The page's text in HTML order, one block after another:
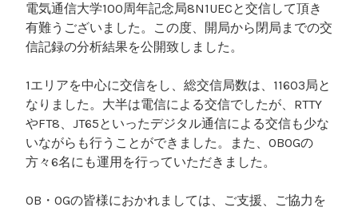
電気通信大学100周年記念局8N1UECと交信して頂き
有難うございました。この度、開局から閉局までの交
信記録の分析結果を公開致しました。
1エリアを中心に交信をし、総交信局数は、11603局と
なりました。大半は電信による交信でしたが、RTTY
やFT8、JT65といったデジタル通信による交信も少な
いながらも行うことができました。また、OBOGの
方々6名にも運用を行っていただきました。
OB・OGの皆様におかれましては、ご支援、ご協力を